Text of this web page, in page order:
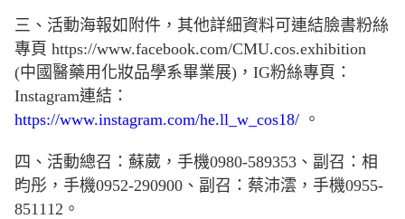
三、活動海報如附件，其他詳細資料可連結臉書粉絲
專頁 https://www.facebook.com/CMU.cos.exhibition
(中國醫藥用化妝品學系畢業展)，IG粉絲專頁：
Instagram連結：
https://www.instagram.com/he.ll_w_cos18/ 。
四、活動總召：蘇葳，手機0980-589353、副召：相
昀彤，手機0952-290900、副召：蔡沛澐，手機0955-
851112。